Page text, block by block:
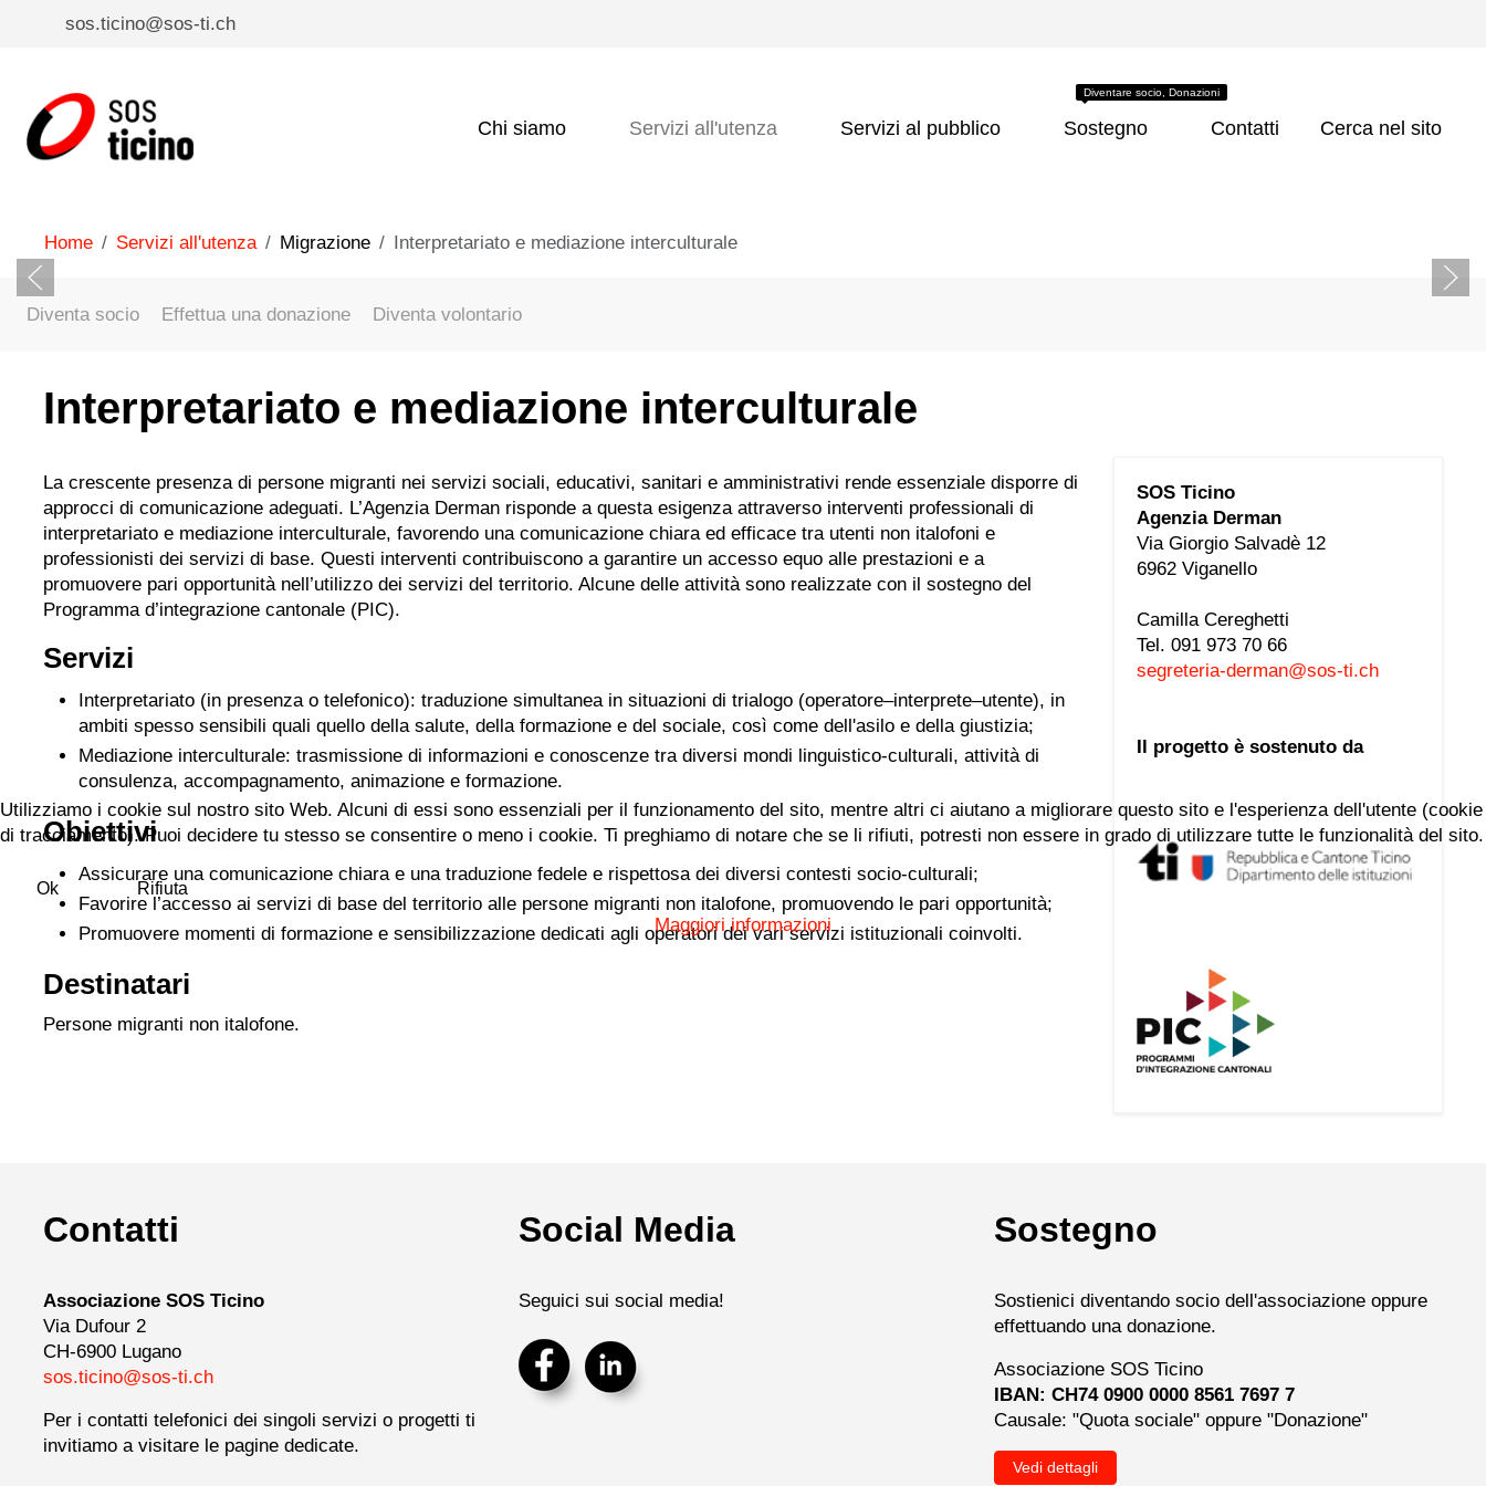
sos.ticino@sos-ti.ch
Chi siamo Servizi all'utenza Servizi al pubblico Sostegno
Diventare socio, Donazioni
Contatti Cerca nel sito
Home Servizi all'utenza Migrazione Interpretariato e mediazione interculturale
Diventa socio Effettua una donazione Diventa volontario
Interpretariato e mediazione interculturale
La crescente presenza di persone migranti nei servizi sociali, educativi, sanitari e amministrativi rende essenziale disporre di
approcci di comunicazione adeguati. L’Agenzia Derman risponde a questa esigenza attraverso interventi professionali di
interpretariato e mediazione interculturale, favorendo una comunicazione chiara ed efficace tra utenti non italofoni e
professionisti dei servizi di base. Questi interventi contribuiscono a garantire un accesso equo alle prestazioni e a
promuovere pari opportunità nell’utilizzo dei servizi del territorio. Alcune delle attività sono realizzate con il sostegno del
Programma d’integrazione cantonale (PIC).
Servizi
Interpretariato (in presenza o telefonico): traduzione simultanea in situazioni di trialogo (operatore–interprete–utente), in
ambiti spesso sensibili quali quello della salute, della formazione e del sociale, così come dell'asilo e della giustizia;
Mediazione interculturale: trasmissione di informazioni e conoscenze tra diversi mondi linguistico-culturali, attività di
consulenza, accompagnamento, animazione e formazione.
Obiettivi
Assicurare una comunicazione chiara e una traduzione fedele e rispettosa dei diversi contesti socio-culturali;
Favorire l’accesso ai servizi di base del territorio alle persone migranti non italofone, promuovendo le pari opportunità;
Promuovere momenti di formazione e sensibilizzazione dedicati agli operatori dei vari servizi istituzionali coinvolti.
Destinatari
Persone migranti non italofone.
SOS Ticino
Agenzia Derman
Via Giorgio Salvadè 12
6962 Viganello
Camilla Cereghetti
Tel. 091 973 70 66
segreteria-derman@sos-ti.ch
Il progetto è sostenuto da
Contatti
Associazione SOS Ticino
Via Dufour 2
CH-6900 Lugano
sos.ticino@sos-ti.ch
Per i contatti telefonici dei singoli servizi o progetti ti
invitiamo a visitare le pagine dedicate.
Social Media
Seguici sui social media!
Sostegno
Sostienici diventando socio dell'associazione oppure
effettuando una donazione.
Associazione SOS Ticino
IBAN: CH74 0900 0000 8561 7697 7
Causale: "Quota sociale" oppure "Donazione"
Vedi dettagli
Utilizziamo i cookie sul nostro sito Web. Alcuni di essi sono essenziali per il funzionamento del sito, mentre altri ci aiutano a migliorare questo sito e l'esperienza dell'utente (cookie
di tracciamento). Puoi decidere tu stesso se consentire o meno i cookie. Ti preghiamo di notare che se li rifiuti, potresti non essere in grado di utilizzare tutte le funzionalità del sito.
Ok Rifiuta
Maggiori informazioni